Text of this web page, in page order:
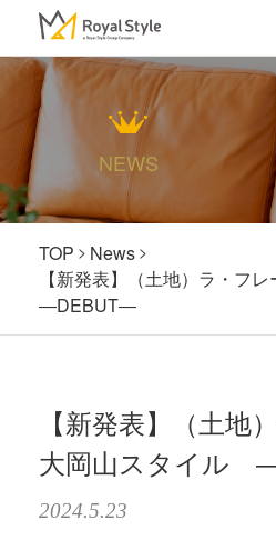
NEWS
TOP
News
【新発表】（土地）ラ・フ
―DEBUT―
【新発表】（土地
大岡山スタイル
2024.5.23